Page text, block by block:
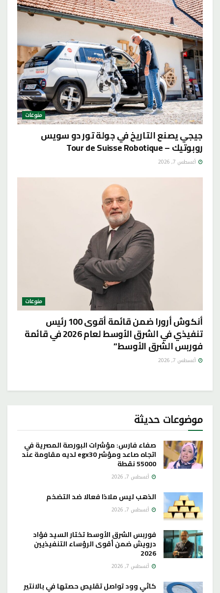
منوعات
جيجي يصنع التاريخ في جولة تور دو سويس
روبوتيك – Tour de Suisse Robotique
أغسطس 7, 2026
منوعات
أنكوش أرورا ضمن قائمة أقوى 100 رئيس
تنفيذي في الشرق الأوسط لعام 2026 في قائمة
فوربس الشرق الأوسط”
أغسطس 7, 2026
موضوعات حديثة
صفاء فارس: مؤشرات البورصة المصرية في
اتجاه صاعد ومؤشر egx30 لديه مقاومة عند
55000 نقطة
أغسطس 7, 2026
الذهب ليس ملاذا فعالا ضد التضخم
أغسطس 7, 2026
فوربس الشرق الأوسط تختار السيد فؤاد
درويش ضمن أقوى الرؤساء التنفيذيين
2026
أغسطس 7, 2026
كاثي وود تواصل تقليص حصتها في بالانتير